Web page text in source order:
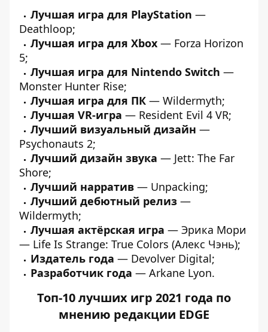
Лучшая игра для PlayStation —
Deathloop;
Лучшая игра для Xbox — Forza Horizon
5;
Лучшая игра для Nintendo Switch —
Monster Hunter Rise;
Лучшая игра для ПК — Wildermyth;
Лучшая VR-игра — Resident Evil 4 VR;
Лучший визуальный дизайн —
Psychonauts 2;
Лучший дизайн звука — Jett: The Far
Shore;
Лучший нарратив — Unpacking;
Лучший дебютный релиз —
Wildermyth;
Лучшая актёрская игра — Эрика Мори
— Life Is Strange: True Colors (Алекс Чэнь);
Издатель года — Devolver Digital;
Разработчик года — Arkane Lyon.
Топ-10 лучших игр 2021 года по
мнению редакции EDGE